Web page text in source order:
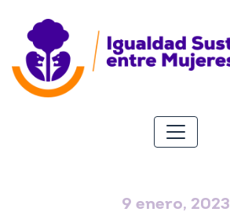
9 enero, 2023